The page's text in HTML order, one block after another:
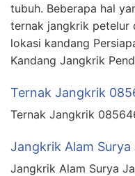
tubuh. Beberapa hal
ternak jangkrik petelur
lokasi kandang
Kandang Jangkrik
Ternak Jangkrik
Ternak Jangkrik
Jangkrik Alam
Jangkrik Alam Surya